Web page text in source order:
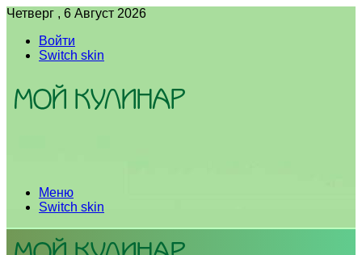
Четверг , 6 Август 2026
Войти
Switch skin
Меню
Switch skin